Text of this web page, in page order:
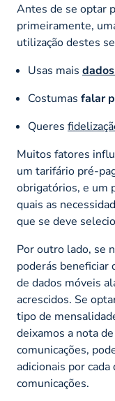
Antes de se optar
primeiramente,
utilização destes
Usas mais
Costumas falar
Queres
Muitos fatores
um tarifário pré-
obrigatórios, e um
quais as
que se deve
Por outro lado, se
poderás beneficiar
de dados móveis
acrescidos. Se
tipo de
deixamos a nota
comunicações,
adicionais por
comunicações.